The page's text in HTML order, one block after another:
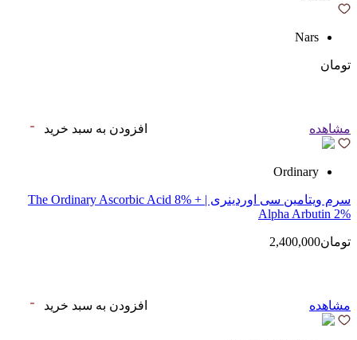
Nars
تومان
مشاهده افزودن به سبد خرید
Ordinary
سرم ویتامین سی اوردینری | The Ordinary Ascorbic Acid 8% +
Alpha Arbutin 2%
تومان2,400,000
مشاهده افزودن به سبد خرید